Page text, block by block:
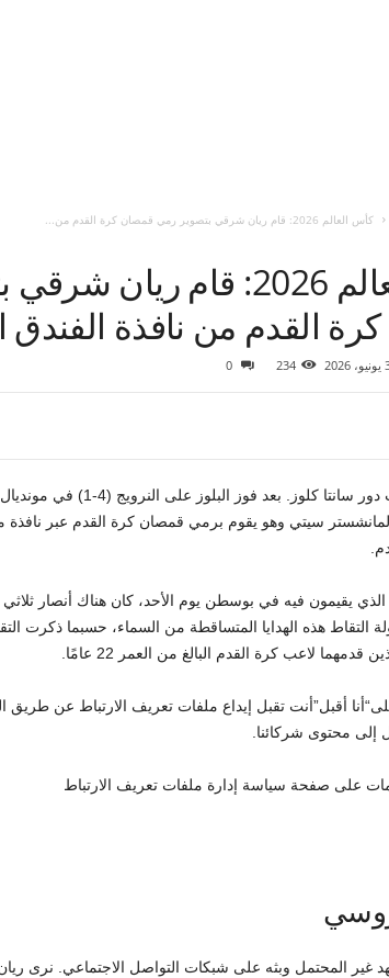
كأس العالم 2026: قام ريان شرقي بتصوير رمي قمصان كرة القدم من...
كأس العالم 2026: قام
القدم من نافذة الفندق
234
0
سيتي وهو يقوم برمي قمصان كرة القدم عبر نافذة
يقيمون فيه في بوسطن يوم الأحد، كان هناك أنصار ثلاثي
التقاط هذه الهدايا المتساقطة من السماء، حسبما ذكرت
قدمهما لاعب كرة القدم البالغ من العمر 22 عامًا.
“أنا أقبل”أنت تقبل إيداع ملفات تعريف الارتباط عن طريق
محتوى شركائنا.
على صفحة سياسة إدارة ملفات تعريف الارتباط
غير المحتمل وبثه على شبكات التواصل الاجتماعي. نرى